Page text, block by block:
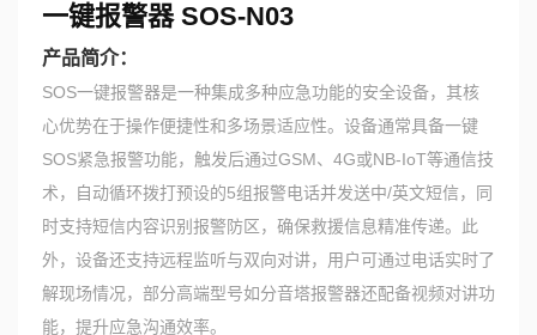
一键报警器 SOS-N03
产品简介：
SOS一键报警器是一种集成多种应急功能的安全设备，其核
心优势在于操作便捷性和多场景适应性。设备通常具备一键
SOS紧急报警功能，触发后通过GSM、4G或NB-IoT等通信技
术，自动循环拨打预设的5组报警电话并发送中/英文短信，同
时支持短信内容识别报警防区，确保救援信息精准传递。此
外，设备还支持远程监听与双向对讲，用户可通过电话实时了
解现场情况，部分高端型号如分音塔报警器还配备视频对讲功
能，提升应急沟通效率。